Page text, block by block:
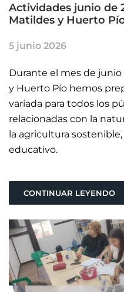
Actividades junio de
Matildes y Huerto
5 junio 2026
Durante el mes de junio
y Huerto Pío hemos
variada para todos los
relacionadas con la
la agricultura
educativo.
CONTINUAR LEYENDO